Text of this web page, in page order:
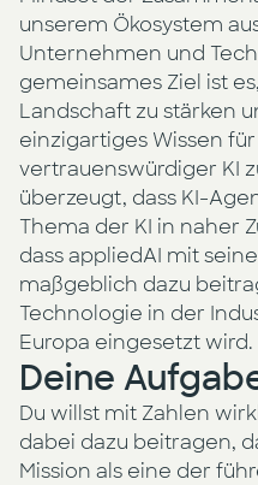
unserem Ökosystem
Unternehmen und
gemeinsames Ziel ist
Landschaft zu stärken
einzigartiges Wissen
vertrauenswürdiger KI
überzeugt, dass KI-
Thema der KI in naher
dass appliedAI mit
maßgeblich dazu
Technologie in der
Europa eingesetzt wird.
Deine
Du willst mit Zahlen
dabei dazu beitragen,
Mission als eine der